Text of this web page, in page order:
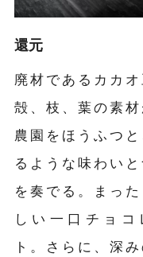
還元
廃材であるカカオ
殻、枝、葉の素材
農園をほうふつと
るような味わいと
を奏でる。まった
しい一口チョコ
ト。さらに、深み